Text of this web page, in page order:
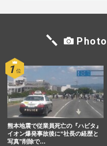
熊本地震で従業員死亡の『ハビタ』
イオン爆発事故後に“社長の経歴と
写真”削除で…